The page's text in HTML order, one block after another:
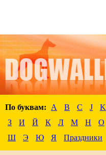
По буквам: A B C J K
З
И Й К Л М Н О
Ш
Э Ю Я Праздники